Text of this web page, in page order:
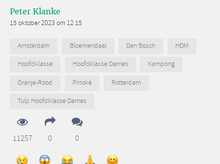
Peter Klanke
15 oktober 2023 om 12:15
Amsterdam Bloemendaal Den Bosch
HDM
Hoofdklasse
Hoofdklasse Dames
Kampong
Oranje-Rood
Pinoké
Rotterdam
Tulp Hoofdklasse Dames
11257 0 0